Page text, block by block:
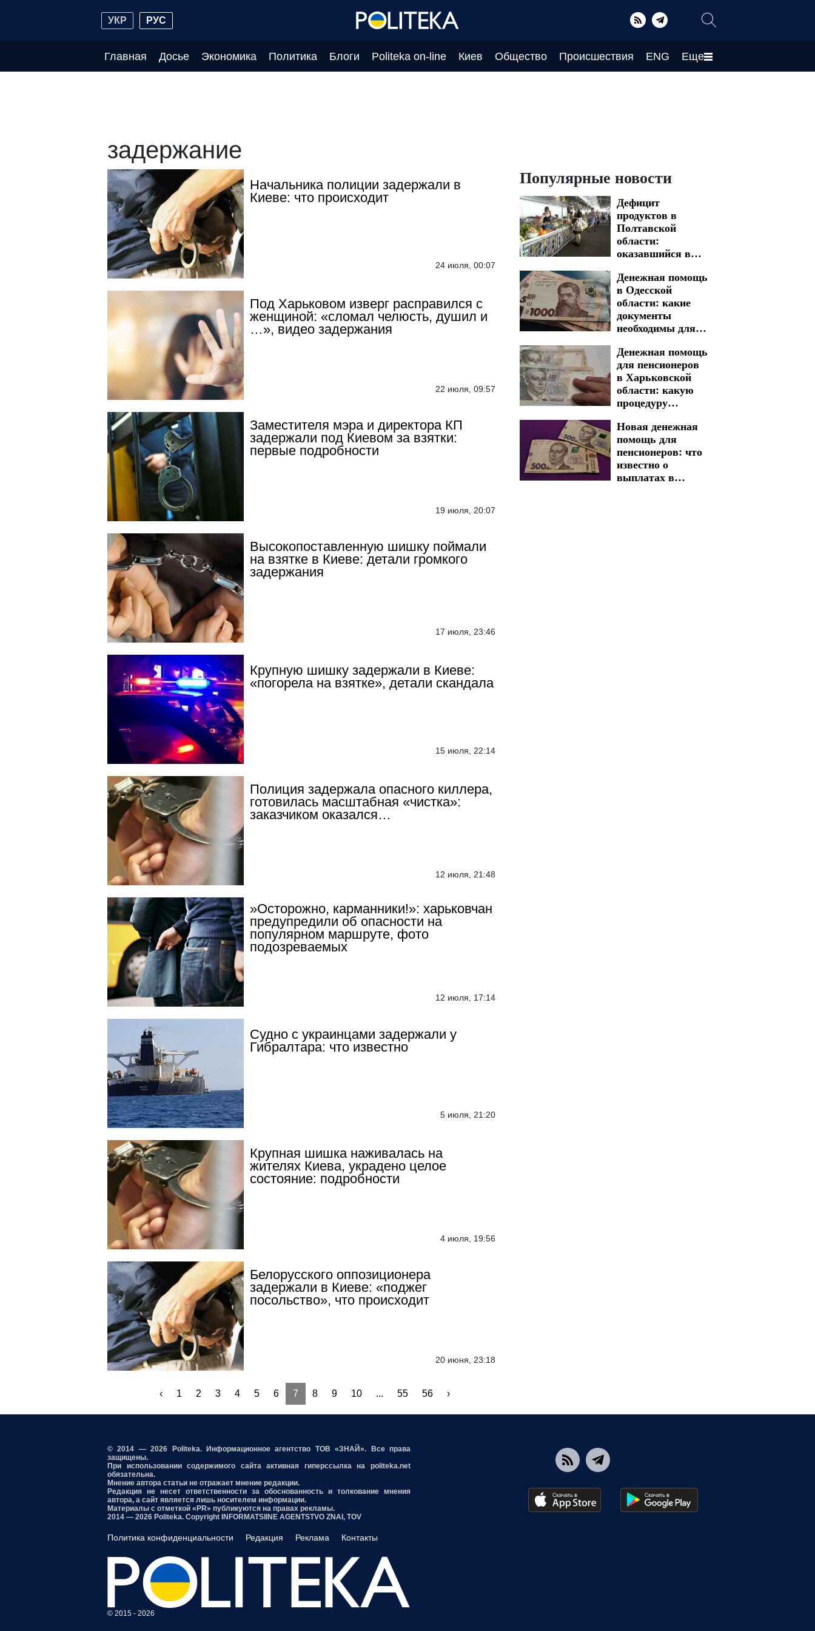
УКР РУС
Главная Досье Экономика Политика Блоги Politeka on-line Киев Общество Происшествия ENG Еще
задержание
Начальника полиции задержали в
Киеве: что происходит
24 июля, 00:07
Под Харьковом изверг расправился с
женщиной: «сломал челюсть, душил и
…», видео задержания
22 июля, 09:57
Заместителя мэра и директора КП
задержали под Киевом за взятки:
первые подробности
19 июля, 20:07
Высокопоставленную шишку поймали
на взятке в Киеве: детали громкого
задержания
17 июля, 23:46
Крупную шишку задержали в Киеве:
«погорела на взятке», детали скандала
15 июля, 22:14
Полиция задержала опасного киллера,
готовилась масштабная «чистка»:
заказчиком оказался…
12 июля, 21:48
»Осторожно, карманники!»: харьковчан
предупредили об опасности на
популярном маршруте, фото
подозреваемых
12 июля, 17:14
Судно с украинцами задержали у
Гибралтара: что известно
5 июля, 21:20
Крупная шишка наживалась на
жителях Киева, украдено целое
состояние: подробности
4 июля, 19:56
Белорусского оппозиционера
задержали в Киеве: «поджег
посольство», что происходит
20 июня, 23:18
‹ 1 2 3 4 5 6 7 8 9 10 ... 55 56 ›
Популярные новости
Дефицит
продуктов в
Полтавской
области:
оказавшийся в
Денежная помощь
в Одесской
области: какие
документы
необходимы для
получения
Денежная помощь
для пенсионеров
в Харьковской
области: какую
процедуру
пройти для
получения
выплат
Новая денежная
помощь для
пенсионеров: что
известно о
выплатах в
© 2014 — 2026 Politeka. Информационное агентство ТОВ «ЗНАЙ». Все права
защищены.
При использовании содержимого сайта активная гиперссылка на politeka.net
обязательна.
Мнение автора статьи не отражает мнение редакции.
Редакция не несет ответственности за обоснованность и толкование мнения
автора, а сайт является лишь носителем информации.
Материалы с отметкой «PR» публикуются на правах рекламы.
2014 — 2026 Politeka. Copyright INFORMATSIINE AGENTSTVO ZNAI, TOV
Политика конфиденциальности Редакция Реклама Контакты
© 2015 - 2026